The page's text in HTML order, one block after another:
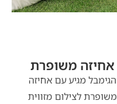
אחיזה משופרת
הגימבל מגיע עם אחיזה
משופרת לצילום מזווית